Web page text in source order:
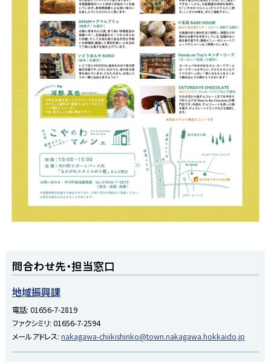
に
戻
問合わせ先・担当窓口
地域振興課
電話: 01656-7-2819
ファクシミリ: 01656-7-2594
メールアドレス: nakagawa-chiikishinko@town.nakagawa.hokkaido.jp